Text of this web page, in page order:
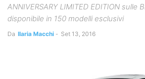
ANNIVERSARY LIMITED EDITION sulle
disponibile in 150 modelli esclusivi
Da Ilaria Macchi - Set 13, 2016